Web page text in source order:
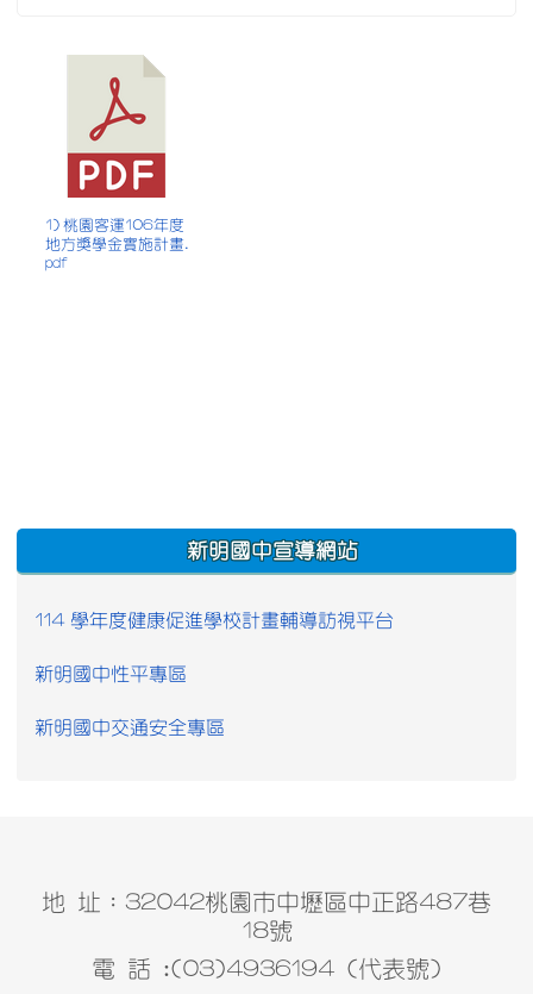
1) 桃園客運106年度
地方獎學金實施計畫.
pdf
:::
新明國中宣導網站
114 學年度健康促進學校計畫輔導訪視平台
新明國中性平專區
新明國中交通安全專區
地 址：32042桃園市中壢區中正路487巷
18號
電 話 :(03)4936194 (代表號)